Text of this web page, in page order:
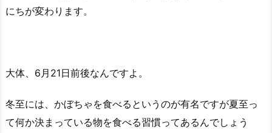
にちが変わります。
大体、6月21日前後なんですよ。
冬至には、かぼちゃを食べるというのが有名ですが夏至っ
て何か決まっている物を食べる習慣ってあるんでしょう